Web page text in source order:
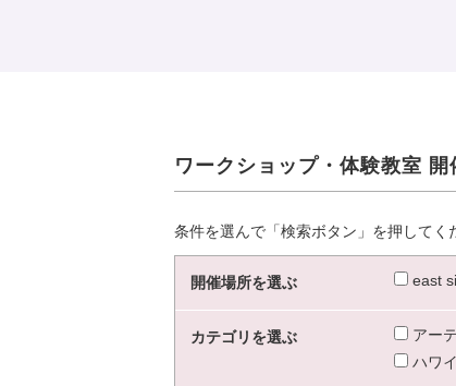
ワークショップ・体験教室 開
条件を選んで「検索ボタン」を押してく
開催場所を選ぶ east
カテゴリを選ぶ アー
ハワ